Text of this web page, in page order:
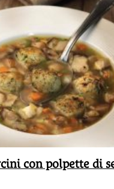
con polpette di